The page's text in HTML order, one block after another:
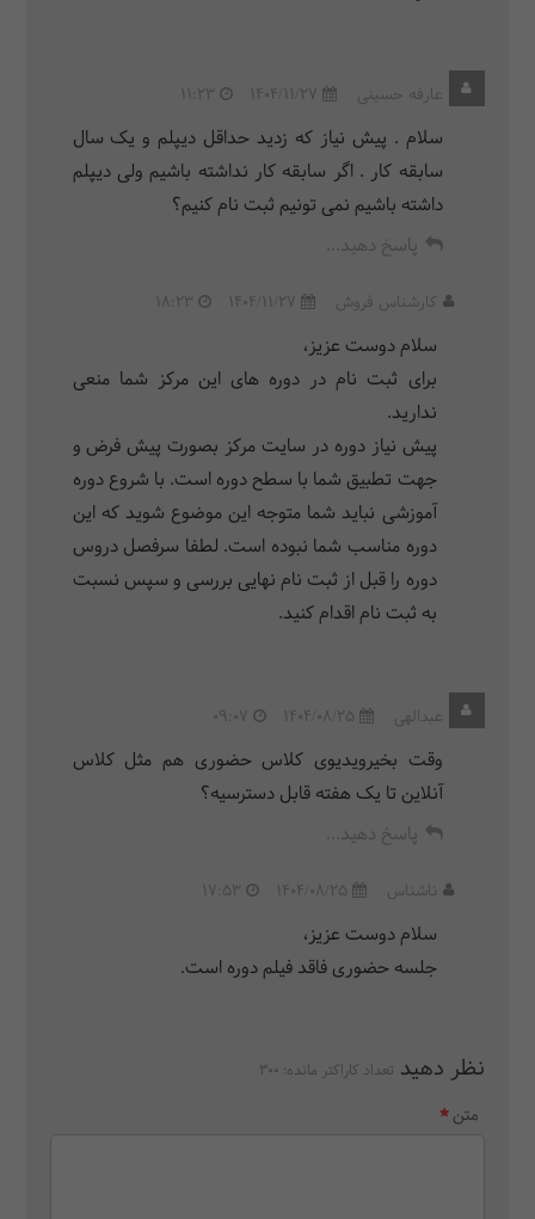
عارفه حسینی 1404/11/27
11:23
سلام . پیش نیاز که زدید حداقل دیپلم و یک سال
سابقه کار . اگر سابقه کار نداشته باشیم ولی دیپلم
داشته باشیم نمی تونیم ثبت نام کنیم؟
پاسخ دهید...
کارشناس فروش 1404/11/27
18:23
سلام دوست عزیز،
برای ثبت نام در دوره های این مرکز شما منعی
ندارید.
پیش نیاز دوره در سایت مرکز بصورت پیش فرض و
جهت تطبیق شما با سطح دوره است. با شروع دوره
آموزشی نباید شما متوجه این موضوع شوید که این
دوره مناسب شما نبوده است. لطفا سرفصل دروس
دوره را قبل از ثبت نام نهایی بررسی و سپس نسبت
به ثبت نام اقدام کنید.
عبدالهی 1404/08/25
09:07
وقت بخیرویدیوی کلاس حضوری هم مثل کلاس
آنلاین تا یک هفته قابل دسترسیه؟
پاسخ دهید...
ناشناس 1404/08/25
17:53
سلام دوست عزیز،
جلسه حضوری فاقد فیلم دوره است.
نظر دهید تعداد کاراکتر مانده: 300
متن